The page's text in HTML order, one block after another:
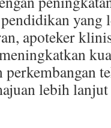
pendidikan
apoteker
perkembangan
lebih